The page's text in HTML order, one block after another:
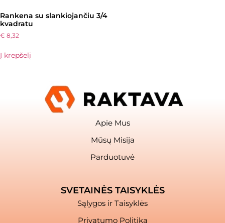
Rankena su slankiojančiu 3/4
kvadratu
€ 8,32
Į krepšelį
Apie Mus
Mūsų Misija
Parduotuvė
SVETAINĖS TAISYKLĖS
Sąlygos ir Taisyklės
Privatumo Politika